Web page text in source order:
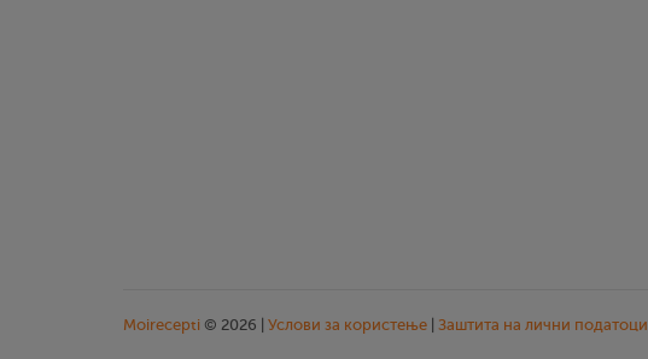
Moirecepti © 2026 | Услови за користење Заштита на лични податоци